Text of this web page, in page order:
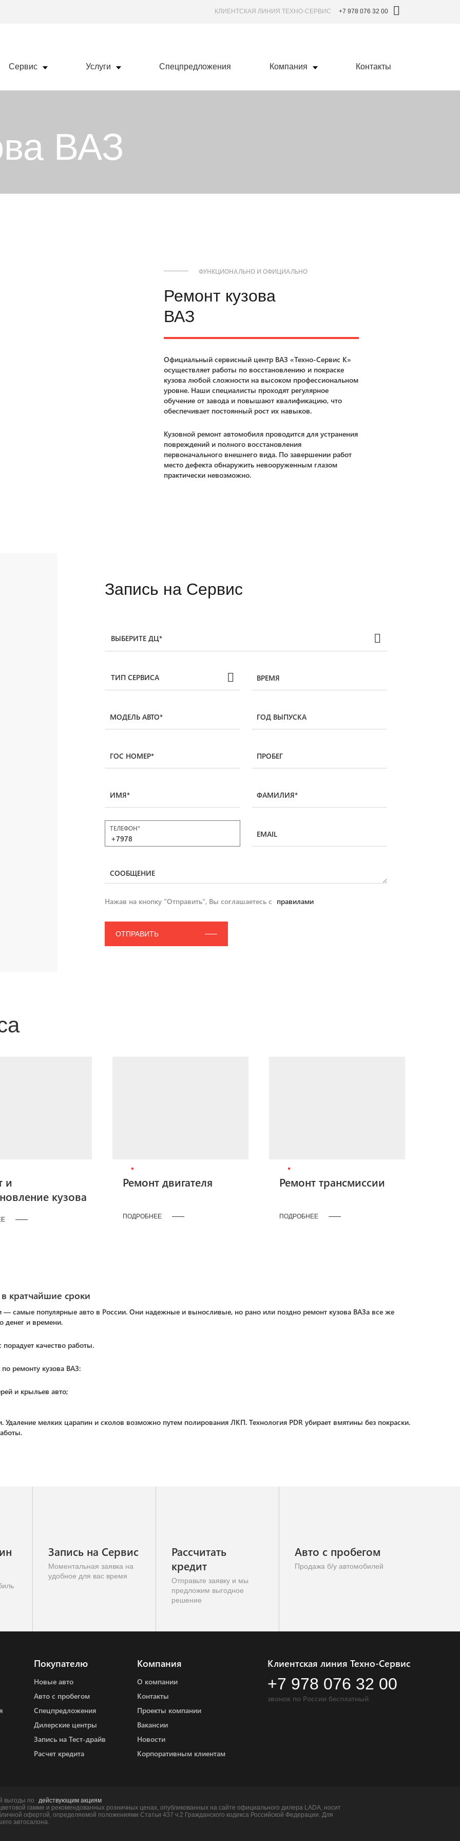
КЛИЕНТСКАЯ ЛИНИЯ ТЕХНО-СЕРВИС +7 978 076 32 00
Сервис Услуги Спецпредложения Компания Контакты
ВАЗ
ФУНКЦИОНАЛЬНО И ОФИЦИАЛЬНО
Ремонт кузова
ВАЗ
Официальный сервисный центр ВАЗ «Техно-Сервис К»
осуществляет работы по восстановлению и покраске
кузова любой сложности на высоком профессиональном
уровне. Наши специалисты проходят регулярное
обучение от завода и повышают квалификацию, что
обеспечивает постоянный рост их навыков.
Кузовной ремонт автомобиля проводится для устранения
повреждений и полного восстановления
первоначального внешнего вида. По завершении работ
место дефекта обнаружить невооруженным глазом
практически невозможно.
Запись на Сервис
ВЫБЕРИТЕ ДЦ*
ТИП СЕРВИСА ВРЕМЯ
МОДЕЛЬ АВТО* ГОД ВЫПУСКА
ГОС НОМЕР* ПРОБЕГ
ИМЯ* ФАМИЛИЯ*
ТЕЛЕФОН*
EMAIL
СООБЩЕНИЕ
Нажав на кнопку "Отправить", Вы соглашаетесь с правилами
ОТПРАВИТЬ
и
кузова
Ремонт двигателя
ПОДРОБНЕЕ
Ремонт трансмиссии
ПОДРОБНЕЕ
кратчайшие сроки
самые популярные авто в России. Они надежные и выносливые, но рано или поздно ремонт кузова ВАЗа все же
денег и времени.
качество работы.
ремонту кузова ВАЗ:
и крыльев авто;
мелких царапин и сколов возможно путем полирования ЛКП. Технология PDR убирает вмятины без покраски.
Запись на Сервис
Моментальная заявка на
удобное для вас время
Рассчитать
кредит
Отправьте заявку и мы
предложим выгодное
решение
Авто с пробегом
Продажа б/у автомобилей
Покупателю
Новые авто
Авто с пробегом
Спецпредложения
Дилерские центры
Запись на Тест-драйв
Расчет кредита
Компания
О компании
Контакты
Проекты компании
Вакансии
Новости
Корпоративным клиентам
Клиентская линия Техно-Сервис
+7 978 076 32 00
звонок по России бесплатный
выгоды по
действующим акциям
гамме и рекомендованных розничных ценах, опубликованных на сайте официального дилера LADA, носит
офертой, определяемой положениями Статьи 437 ч.2 Гражданского кодекса Российской Федерации. Для
автосалона.